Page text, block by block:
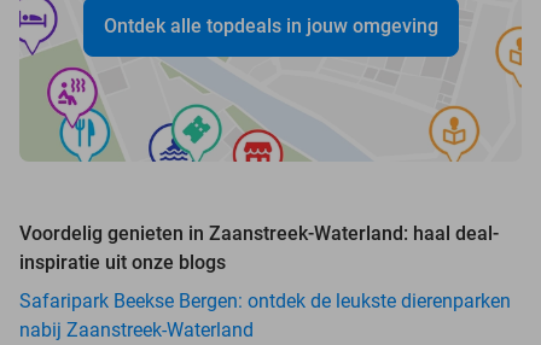
Ontdek alle topdeals in jouw omgeving
Voordelig genieten in Zaanstreek-Waterland: haal deal-
inspiratie uit onze blogs
Safaripark Beekse Bergen: ontdek de leukste dierenparken
nabij Zaanstreek-Waterland